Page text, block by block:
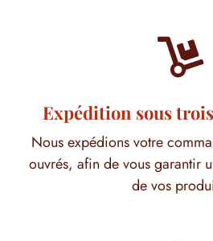

Expédition sous
Nous expédions votre
ouvrés, afin de vous garantir
de vos